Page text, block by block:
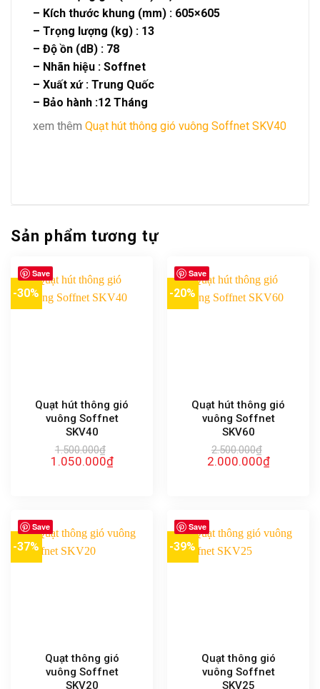
– Kích thước khung (mm) : 605×605
– Trọng lượng (kg) : 13
– Độ ồn (dB) : 78
– Nhãn hiệu : Soffnet
– Xuất xứ : Trung Quốc
– Bảo hành :12 Tháng
xem thêm Quạt hút thông gió vuông Soffnet SKV40
Sản phẩm tương tự
Save
-30%
Quạt hút thông gió
vuông Soffnet
SKV40
1.500.000₫
Giá
1.050.000₫Giá
hiện
Save
-20%
Quạt hút thông gió
vuông Soffnet
SKV60
2.500.000₫
Giá
2.000.000₫Giá
hiện
Save
-37%
Quạt thông gió
vuông Soffnet
SKV20
Save
-39%
Quạt thông gió
vuông Soffnet
SKV25